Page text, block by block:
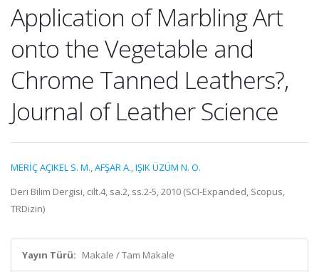
Application of Marbling Art
onto the Vegetable and
Chrome Tanned Leathers?,
Journal of Leather Science
MERİÇ AÇIKEL S. M.,AFŞAR A.,IŞIK ÜZÜM N. O.
Deri Bilim Dergisi, cilt.4, sa.2, ss.2-5, 2010 (SCI-Expanded, Scopus,
TRDizin)
Yayın Türü: Makale / Tam Makale